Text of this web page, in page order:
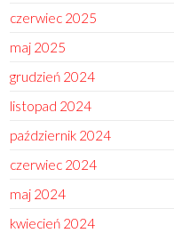
czerwiec 2025
maj 2025
grudzień 2024
listopad 2024
październik 2024
czerwiec 2024
maj 2024
kwiecień 2024